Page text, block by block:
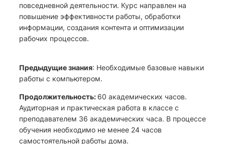
повседневной деятельности. Курс направлен на
повышение эффективности работы, обработки
информации, создания контента и оптимизации
рабочих процессов.
Предыдущие знания: Необходимые базовые навыки
работы с компьютером.
Продолжительность: 60 академических часов.
Аудиторная и практическая работа в классе с
преподавателем 36 академических часа. В процессе
обучения необходимо не менее 24 часов
самостоятельной работы дома.